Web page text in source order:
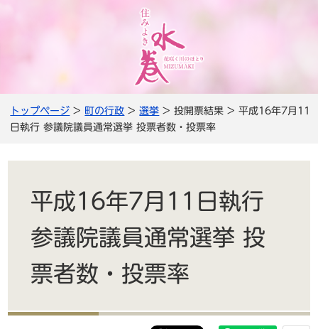
トップページ > 町の行政 >選挙 > 投開票結果 > 平成16年7月11
日執行 参議院議員通常選挙 投票者数・投票率
平成16年7月11日執行
参議院議員通常選挙 投
票者数・投票率